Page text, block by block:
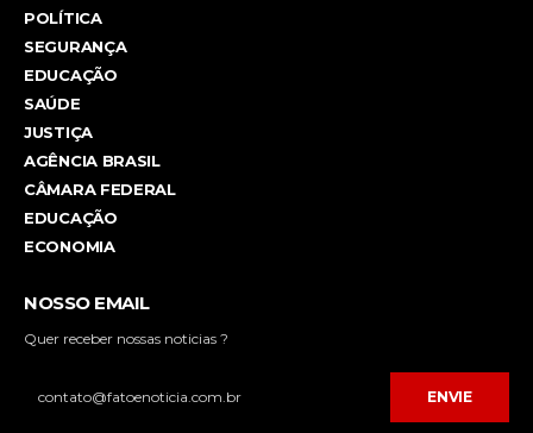
POLÍTICA
SEGURANÇA
EDUCAÇÃO
SAÚDE
JUSTIÇA
AGÊNCIA BRASIL
CÂMARA FEDERAL
EDUCAÇÃO
ECONOMIA
NOSSO EMAIL
Quer receber nossas noticias ?
ENVIE